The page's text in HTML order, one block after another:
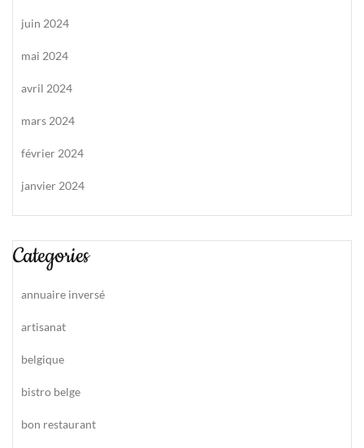
juin 2024
mai 2024
avril 2024
mars 2024
février 2024
janvier 2024
Categories
annuaire inversé
artisanat
belgique
bistro belge
bon restaurant